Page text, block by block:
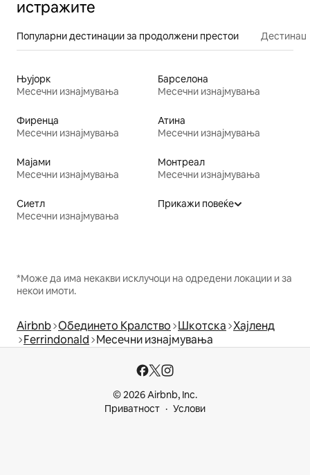
истражите
Популарни дестинации за продолжени престои
Њујорк
Месечни изнајмувања
Барселона
Месечни изнајмувања
Фиренца
Месечни изнајмувања
Атина
Месечни изнајмувања
Мајами
Месечни изнајмувања
Монтреал
Месечни изнајмувања
Сиетл
Месечни изнајмувања
Прикажи повеќе
*Може да има некакви исклучоци на одредени локации и за
некои имоти.
Airbnb Обединето Кралство Шкотска Хајленд
Ferrindonald Месечни изнајмувања
© 2026 Airbnb, Inc.
Приватност
Услови